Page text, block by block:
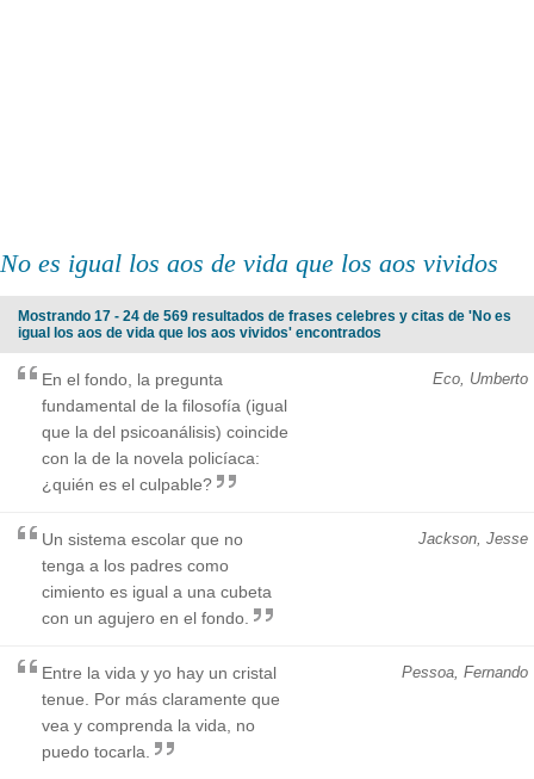
No es igual los aos de vida que los aos vividos
Mostrando 17 - 24 de 569 resultados de frases celebres y citas de 'No es
igual los aos de vida que los aos vividos' encontrados
Eco, Umberto
En el fondo, la pregunta
fundamental de la filosofía (igual
que la del psicoanálisis) coincide
con la de la novela policíaca:
¿quién es el culpable?
Jackson, Jesse
Un sistema escolar que no
tenga a los padres como
cimiento es igual a una cubeta
con un agujero en el fondo.
Pessoa, Fernando
Entre la vida y yo hay un cristal
tenue. Por más claramente que
vea y comprenda la vida, no
puedo tocarla.